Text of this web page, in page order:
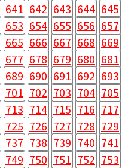
641 642 643 644 645
653 654 655 656 657
665 666 667 668 669
677 678 679 680 681
689 690 691 692 693
701 702 703 704 705
713 714 715 716 717
725 726 727 728 729
737 738 739 740 741
749 750 751 752 753